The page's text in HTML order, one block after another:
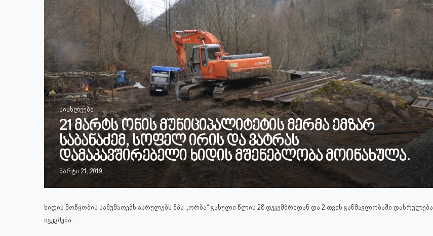
სიახლეები
21 მარტს ონის მუნიციპალიტეტის მერმა ემზარ
საბანაძემ, სოფელ ირის და ვატრას
დამაკავშირებელი ხიდის მშენებლობა მოინახულა.
მარტი 21, 2019
ხიდის მოწყობის სამუშაოებს ასრულებს შპს ,,ორბა“ გასული წლის 28 დეკემბრიდან და 2 თვის განმავლობაში დასრულება
იგეგმება.